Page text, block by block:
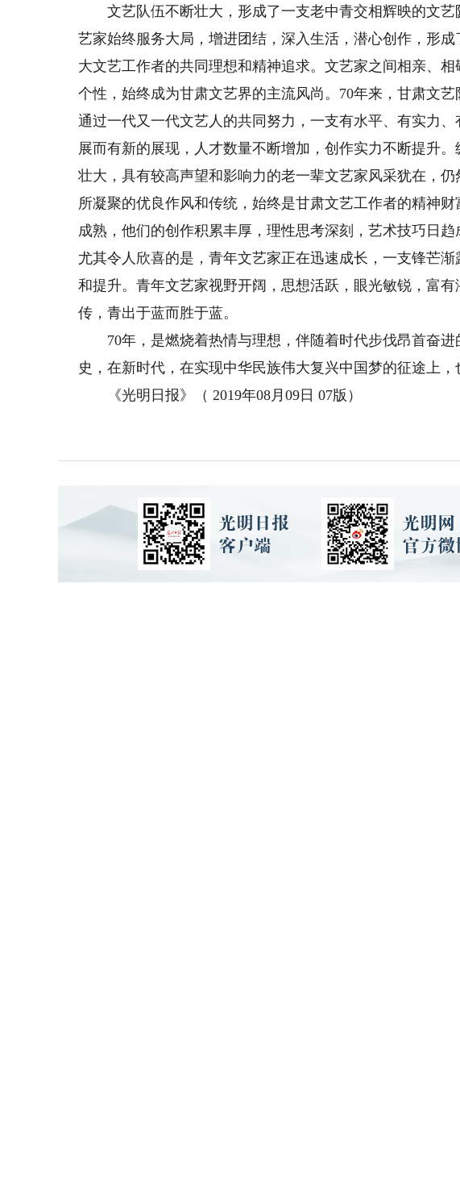
文艺队伍不断壮大，形成了一支老中青交相辉映的文艺
艺家始终服务大局，增进团结，深入生活，潜心创作，形
大文艺工作者的共同理想和精神追求。文艺家之间相亲、
个性，始终成为甘肃文艺界的主流风尚。70年来，甘肃文
通过一代又一代文艺人的共同努力，一支有水平、有实力
展而有新的展现，人才数量不断增加，创作实力不断提升
壮大，具有较高声望和影响力的老一辈文艺家风采犹在，
所凝聚的优良作风和传统，始终是甘肃文艺工作者的精神
成熟，他们的创作积累丰厚，理性思考深刻，艺术技巧日趋
尤其令人欣喜的是，青年文艺家正在迅速成长，一支锋芒
和提升。青年文艺家视野开阔，思想活跃，眼光敏锐，富
传，青出于蓝而胜于蓝。
70年，是燃烧着热情与理想，伴随着时代步伐昂首奋进
史，在新时代，在实现中华民族伟大复兴中国梦的征途上，
《光明日报》（ 2019年08月09日 07版）